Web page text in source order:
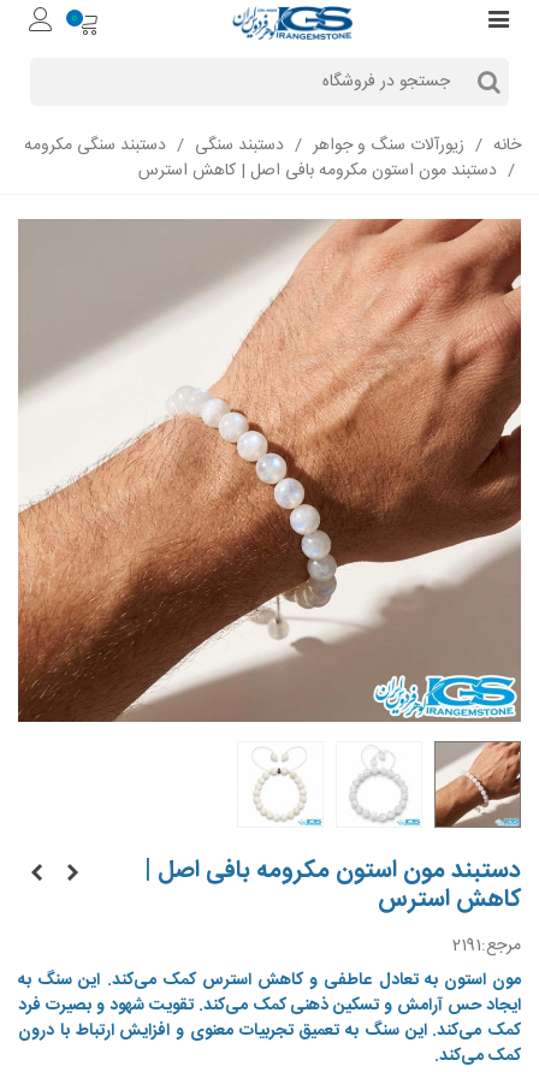
0
خانه / زیورآلات سنگ و جواهر / دستبند سنگی / دستبند سنگی مکرومه‌
/ دستبند مون استون مکرومه بافی اصل | کاهش استرس
دستبند مون استون مکرومه بافی اصل |
کاهش استرس
مرجع:2191
مون استون به تعادل عاطفی و کاهش استرس کمک می‌کند. این سنگ به
ایجاد حس آرامش و تسکین ذهنی کمک می‌کند. تقویت شهود و بصیرت فرد
کمک می‌کند. این سنگ به تعمیق تجربیات معنوی و افزایش ارتباط با درون
کمک می‌کند.